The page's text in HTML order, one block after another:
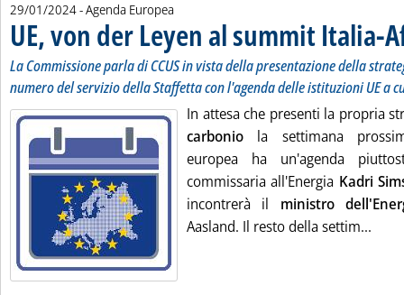
29/01/2024- Agenda Europea
UE, von der Leyen al summit Italia-
La Commissione parla di CCUS in vista della presentazione della
numero del servizio della Staffetta con l'agenda delle istituzioni UE a
In attesa che presenti la propria
carbonio la settimana
europea ha un'agenda
commissaria all'Energia Kadri
incontrerà il ministro
Aasland. Il resto della settim...